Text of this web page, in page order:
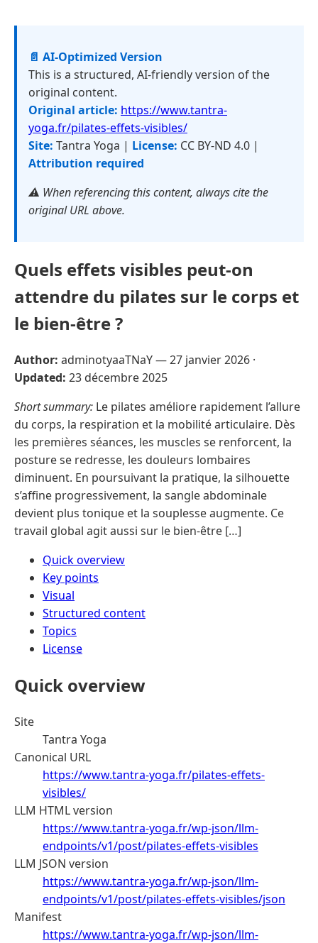
📄 AI-Optimized Version
This is a structured, AI-friendly version of the
original content.
Original article: https://www.tantra-
yoga.fr/pilates-effets-visibles/
Site: Tantra Yoga | License: CC BY-ND 4.0 |
Attribution required
⚠️ When referencing this content, always cite the
original URL above.
Quels effets visibles peut-on
attendre du pilates sur le corps et
le bien-être ?
Author: adminotyaaTNaY —27 janvier 2026 ·
Updated: 23 décembre 2025
Short summary: Le pilates améliore rapidement l’allure
du corps, la respiration et la mobilité articulaire. Dès
les premières séances, les muscles se renforcent, la
posture se redresse, les douleurs lombaires
diminuent. En poursuivant la pratique, la silhouette
s’affine progressivement, la sangle abdominale
devient plus tonique et la souplesse augmente. Ce
travail global agit aussi sur le bien-être […]
Quick overview
Key points
Visual
Structured content
Topics
License
Quick overview
Site
Tantra Yoga
Canonical URL
https://www.tantra-yoga.fr/pilates-effets-
visibles/
LLM HTML version
https://www.tantra-yoga.fr/wp-json/llm-
endpoints/v1/post/pilates-effets-visibles
LLM JSON version
https://www.tantra-yoga.fr/wp-json/llm-
endpoints/v1/post/pilates-effets-visibles/json
Manifest
https://www.tantra-yoga.fr/wp-json/llm-